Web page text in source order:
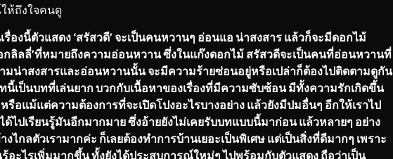
ห้ถึงใจคนดู
รื่องนี้ตัวแสดง ‘สรัสวดี’ จะเป็นคนหวานๆ อ่อนแอ น่าสงสาร แล้วก็จะมีดอกไม้
กลิลลี่’ที่หมายถึงความอ่อนหวานซึ่งในแก๊งดอกไม้ สรัสวดีจะเป็นคนที่อ่อนหวานที่
มน่าสงสารและอ่อนหวานนั้น จะมีความร้ายซ่อนอยู่หรือเปล่าก็ต้องไปติดตามดูกัน
นี้เป็นบทที่เล่นยากบวกกับเนื้อหาของเรื่องที่มีความซับซ้อน มีทั้งความรักเกิดขึ้น
รือแม้แต่ความต้องการที่จะเปิดโปงอะไรบางอย่าง แล้วยังมีปมอื่นๆ อีกให้เราไป
ด้ไปเรียนรู้มันอีกมากมาย ซึ่งอ้ายยังไม่เคยรับบทแบบนี้มาก่อน แล้วหลายๆ อย่าง
างไกลตัวเรามากค่ะ ก็เลยต้องทำการบ้านเยอะเป็นพิเศษ แต่เป็นสิ่งที่ดีมากๆ เพราะ
อะไรเพิ่มมากขึ้น ทั้งยังได้ประสบการณ์ใหม่ๆ ไปพร้อมกับตัวแสดง ถือว่าเป็น